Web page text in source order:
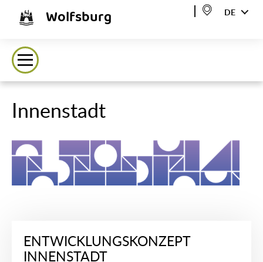
Wolfsburg DE
Innenstadt
ENTWICKLUNGSKONZEPT
INNENSTADT